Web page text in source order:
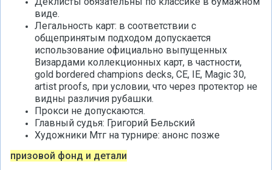
виде.
Легальность карт: в соответствии с
общепринятым подходом допускается
использование официально выпущенных
Визардами коллекционных карт, в частности,
gold bordered champions decks, CE, IE, Magic 30,
artist proofs, при условии, что через протектор не
видны различия рубашки.
Прокси не допускаются.
Главный судья: Григорий Бельский
Художники Мтг на турнире: анонс позже
призовой фонд и детали